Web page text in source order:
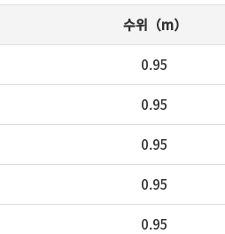
수위（m）
0.95
0.95
0.95
0.95
0.95